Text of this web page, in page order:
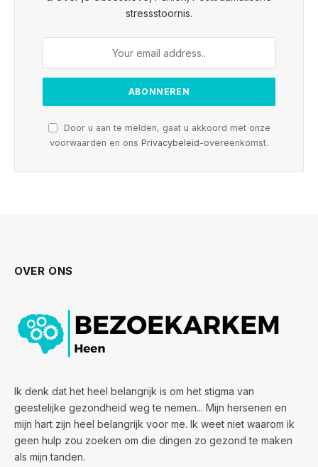
stressstoornis.
Door u aan te melden, gaat u akkoord met onze
voorwaarden en ons Privacybeleid-overeenkomst.
OVER ONS
Ik denk dat het heel belangrijk is om het stigma van
geestelijke gezondheid weg te nemen... Mijn hersenen en
mijn hart zijn heel belangrijk voor me. Ik weet niet waarom ik
geen hulp zou zoeken om die dingen zo gezond te maken
als mijn tanden.